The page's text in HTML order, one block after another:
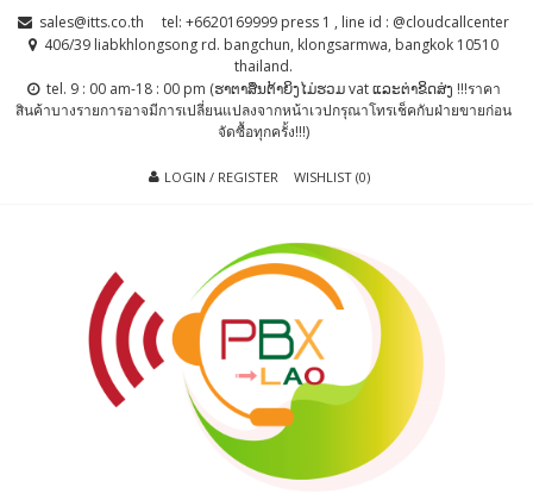
Skip
Skip sales@itts.co.th
tel: +6620169999 press 1 , line id : @cloudcallcenter
406/39 liabkhlongsong rd. bangchun, klongsarmwa, bangkok 10510
thailand.
tel. 9 : 00 am-18 : 00 pm (ຮາຕາສຶນຕ້າຍິງໄມ່ຮວມ vat ແລະຕ່າຂິດສ່ງ !!!ราคา
สินค้าบางรายการอาจมีการเปลี่ยนแปลงจากหน้าเวปกรุณาโทรเช็คกับฝ่ายขายก่อน
จัดซื้อทุกครั้ง!!!)
LOGIN / REGISTER WISHLIST (0)